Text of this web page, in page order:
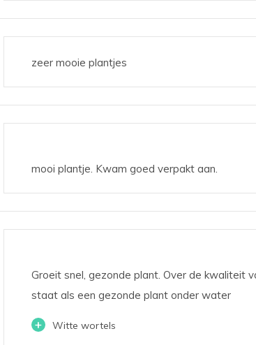
zeer mooie plantjes
mooi plantje. Kwam goed verpakt aan.
Groeit snel, gezonde plant. Over de kwaliteit
staat als een gezonde plant onder water
+ Witte wortels